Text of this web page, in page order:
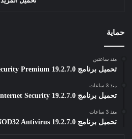
حماية
منذ ساعتين
تحميل برنامج ESET Smart Security Premium 19.2.7.0
منذ 3 ساعات
تحميل برنامج ESET Internet Security 19.2.7.0
منذ 3 ساعات
تحميل برنامج ESET NOD32 Antivirus 19.2.7.0